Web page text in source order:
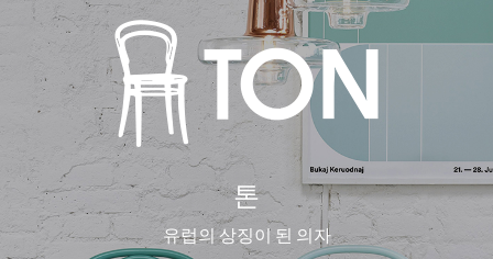
톤
유럽의 상징이 된 의자